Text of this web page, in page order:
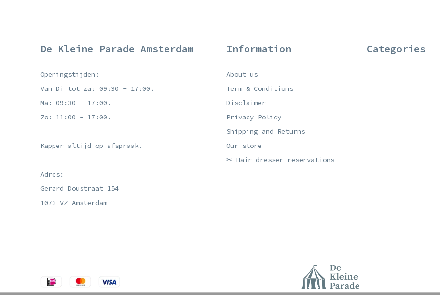
De Kleine Parade Amsterdam
Openingstijden:
Van Di tot za: 09:30 - 17:00.
Ma: 09:30 - 17:00.
Zo: 11:00 - 17:00.
Kapper altijd op afspraak.
Adres:
Gerard Doustraat 154
1073 VZ Amsterdam
Information
About us
Term & Conditions
Disclaimer
Privacy Policy
Shipping and Returns
Our store
✂ Hair dresser reservations
Categories